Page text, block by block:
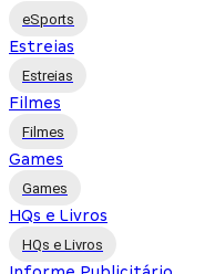
eSports
Estreias
Estreias
Filmes
Filmes
Games
Games
HQs e Livros
HQs e Livros